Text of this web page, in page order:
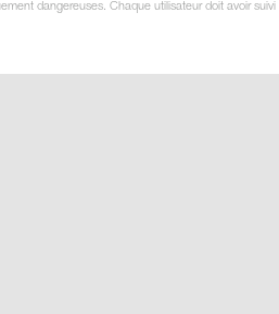
dangereuses. Chaque utilisateur doit avoir